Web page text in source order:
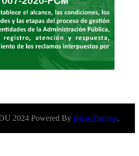
2024 Powered By BlazeThemes.